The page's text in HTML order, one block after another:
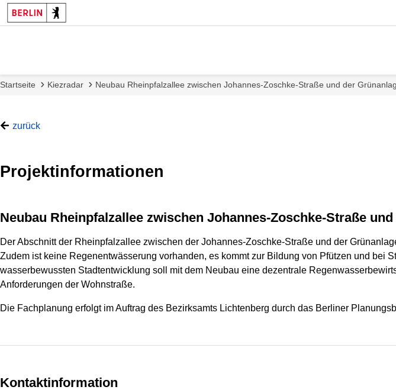
Startseite Kiezradar Neubau Rheinpfalzallee zwischen Johannes-Zoschke-Straße und der
zurück
Projektinformationen
Neubau Rheinpfalzallee zwischen Johannes-Zoschke-Straße
Der Abschnitt der Rheinpfalzallee zwischen der Johannes-Zoschke-Straße und der
Zudem ist keine Regenentwässerung vorhanden, es kommt zur Bildung von Pfützen und
wasserbewussten Stadtentwicklung soll mit dem Neubau eine dezentrale
Anforderungen der Wohnstraße.
Die Fachplanung erfolgt im Auftrag des Bezirksamts Lichtenberg durch das Berliner
Kontaktinformation